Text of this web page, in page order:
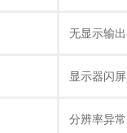
无显示输出
显示器闪屏
分辨率异常